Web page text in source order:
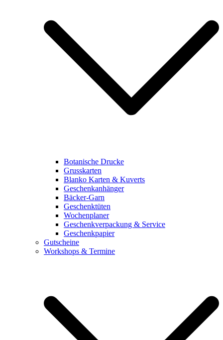
Botanische Drucke
Grusskarten
Blanko Karten & Kuverts
Geschenkanhänger
Bäcker-Garn
Geschenktüten
Wochenplaner
Geschenkverpackung & Service
Geschenkpapier
Gutscheine
Workshops & Termine